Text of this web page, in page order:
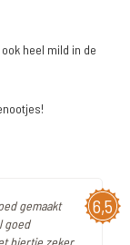
heel mild in de
6,5
gemaakt
goed
biertje zeker